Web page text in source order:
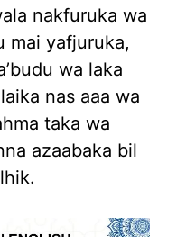
nakfuruka wa
mai yafjuruka,
wa laka
nas aaa wa
taka wa
azaabaka bil